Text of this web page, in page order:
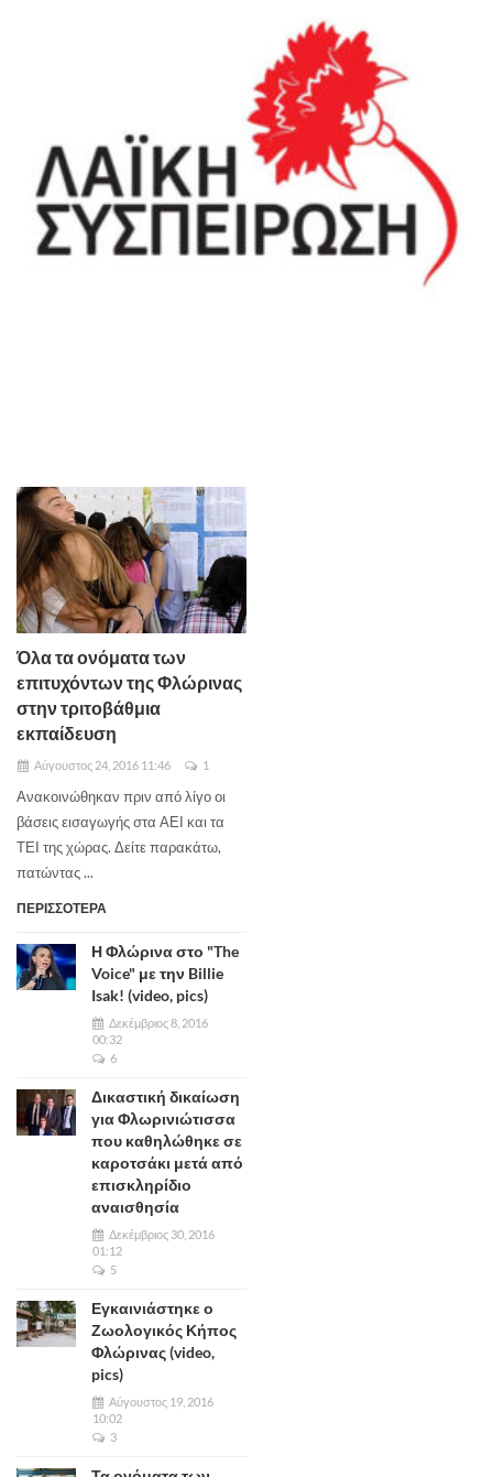
Όλα τα ονόματα των
επιτυχόντων της Φλώρινας
στην τριτοβάθμια
εκπαίδευση
Αύγουστος 24, 2016 11:46 1
Ανακοινώθηκαν πριν από λίγο οι
βάσεις εισαγωγής στα ΑΕΙ και τα
ΤΕΙ της χώρας. Δείτε παρακάτω,
πατώντας ...
ΠΕΡΙΣΣΟΤΕΡΑ
Η Φλώρινα στο "The
Voice" με την Billie
Isak! (video, pics)
Δεκέμβριος 8, 2016
00:32
6
Δικαστική δικαίωση
για Φλωρινιώτισσα
που καθηλώθηκε σε
καροτσάκι μετά από
επισκληρίδιο
αναισθησία
Δεκέμβριος 30, 2016
01:12
5
Εγκαινιάστηκε ο
Ζωολογικός Κήπος
Φλώρινας (video,
pics)
Αύγουστος 19, 2016
10:02
3